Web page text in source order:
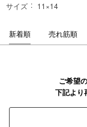
サイズ 11×14
新着順 売れ筋順
ご希望
下記より